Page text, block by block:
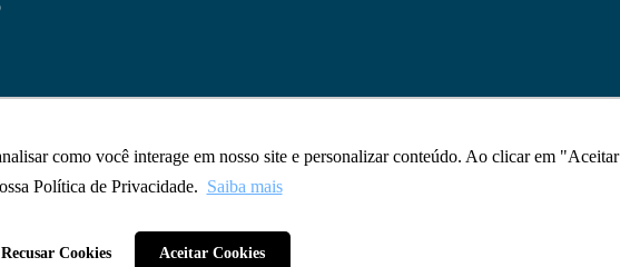
como você interage em nosso site e personalizar conteúdo. Ao clicar em
Política de Privacidade. Saiba mais
Recusar Cookies Aceitar Cookies
como você interage em nosso site e personalizar conteúdo. Ao clicar em
Política de Privacidade. Saiba mais
Recusar Cookies Aceitar Cookies